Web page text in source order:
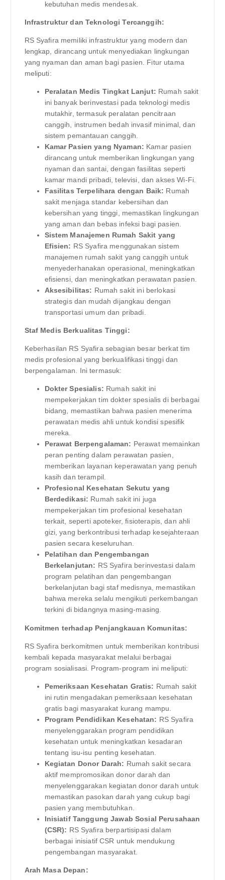
kebutuhan medis mendesak.
Infrastruktur dan Teknologi Tercanggih:
RS Syafira memiliki infrastruktur yang modern dan
lengkap, dirancang untuk menyediakan lingkungan
yang nyaman dan aman bagi pasien. Fitur utama
meliputi:
Peralatan Medis Tingkat Lanjut: Rumah sakit
ini banyak berinvestasi pada teknologi medis
mutakhir, termasuk peralatan pencitraan
canggih, instrumen bedah invasif minimal, dan
sistem pemantauan canggih.
Kamar Pasien yang Nyaman: Kamar pasien
dirancang untuk memberikan lingkungan yang
nyaman dan santai, dengan fasilitas seperti
kamar mandi pribadi, televisi, dan akses Wi-Fi.
Fasilitas Terpelihara dengan Baik: Rumah
sakit menjaga standar kebersihan dan
kebersihan yang tinggi, memastikan lingkungan
yang aman dan bebas infeksi bagi pasien.
Sistem Manajemen Rumah Sakit yang
Efisien: RS Syafira menggunakan sistem
manajemen rumah sakit yang canggih untuk
menyederhanakan operasional, meningkatkan
efisiensi, dan meningkatkan perawatan pasien.
Aksesibilitas: Rumah sakit ini berlokasi
strategis dan mudah dijangkau dengan
transportasi umum dan pribadi.
Staf Medis Berkualitas Tinggi:
Keberhasilan RS Syafira sebagian besar berkat tim
medis profesional yang berkualifikasi tinggi dan
berpengalaman. Ini termasuk:
Dokter Spesialis: Rumah sakit ini
mempekerjakan tim dokter spesialis di berbagai
bidang, memastikan bahwa pasien menerima
perawatan medis ahli untuk kondisi spesifik
mereka.
Perawat Berpengalaman: Perawat memainkan
peran penting dalam perawatan pasien,
memberikan layanan keperawatan yang penuh
kasih dan terampil.
Profesional Kesehatan Sekutu yang
Berdedikasi: Rumah sakit ini juga
mempekerjakan tim profesional kesehatan
terkait, seperti apoteker, fisioterapis, dan ahli
gizi, yang berkontribusi terhadap kesejahteraan
pasien secara keseluruhan.
Pelatihan dan Pengembangan
Berkelanjutan: RS Syafira berinvestasi dalam
program pelatihan dan pengembangan
berkelanjutan bagi staf medisnya, memastikan
bahwa mereka selalu mengikuti perkembangan
terkini di bidangnya masing-masing.
Komitmen terhadap Penjangkauan Komunitas:
RS Syafira berkomitmen untuk memberikan kontribusi
kembali kepada masyarakat melalui berbagai
program sosialisasi. Program-program ini meliputi:
Pemeriksaan Kesehatan Gratis: Rumah sakit
ini rutin mengadakan pemeriksaan kesehatan
gratis bagi masyarakat kurang mampu.
Program Pendidikan Kesehatan: RS Syafira
menyelenggarakan program pendidikan
kesehatan untuk meningkatkan kesadaran
tentang isu-isu penting kesehatan.
Kegiatan Donor Darah: Rumah sakit secara
aktif mempromosikan donor darah dan
menyelenggarakan kegiatan donor darah untuk
memastikan pasokan darah yang cukup bagi
pasien yang membutuhkan.
Inisiatif Tanggung Jawab Sosial Perusahaan
(CSR): RS Syafira berpartisipasi dalam
berbagai inisiatif CSR untuk mendukung
pengembangan masyarakat.
Arah Masa Depan: